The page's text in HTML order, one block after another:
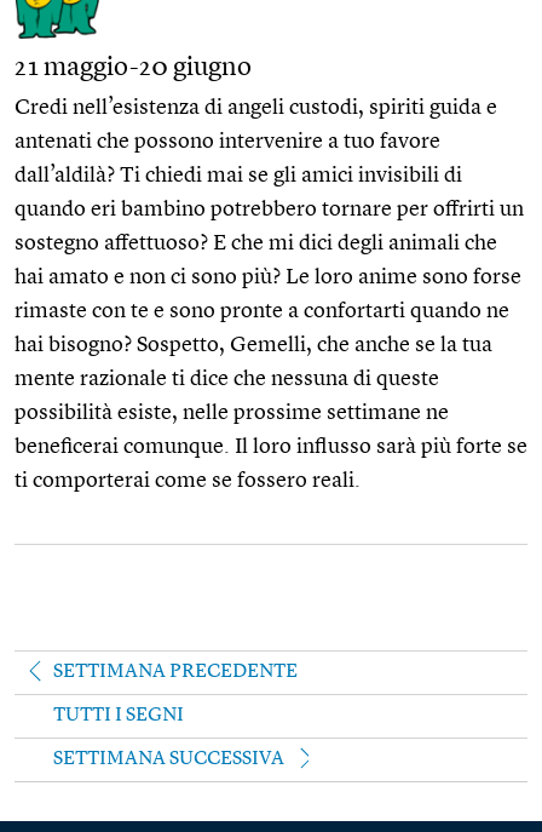
21 maggio-20 giugno
Credi nell’esistenza di angeli custodi, spiriti guida e
antenati che possono intervenire a tuo favore
dall’aldilà? Ti chiedi mai se gli amici invisibili di
quando eri bambino potrebbero tornare per offrirti un
sostegno affettuoso? E che mi dici degli animali che
hai amato e non ci sono più? Le loro anime sono forse
rimaste con te e sono pronte a confortarti quando ne
hai bisogno? Sospetto, Gemelli, che anche se la tua
mente razionale ti dice che nessuna di queste
possibilità esiste, nelle prossime settimane ne
beneficerai comunque. Il loro influsso sarà più forte se
ti comporterai come se fossero reali.
SETTIMANA PRECEDENTE
TUTTI I SEGNI
SETTIMANA SUCCESSIVA